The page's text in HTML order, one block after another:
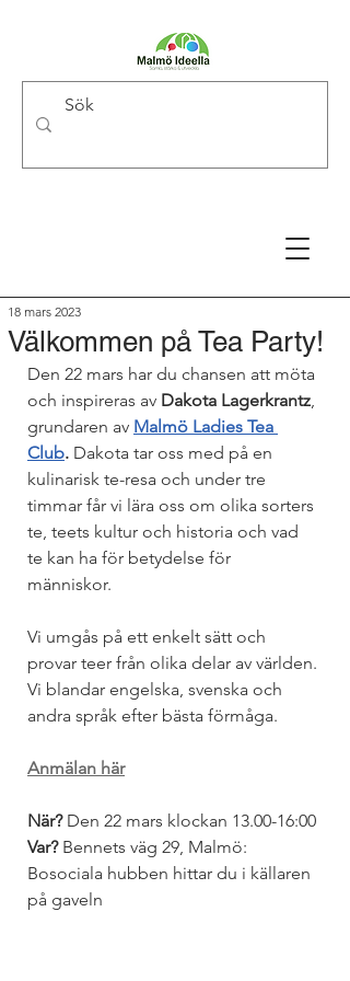
Välkommen på Tea Party!
18 mars 2023
Den 22 mars har du chansen att möta
och inspireras av Dakota Lagerkrantz,
grundaren av Malmö Ladies Tea
Club. Dakota tar oss med på en
kulinarisk te-resa och under tre
timmar får vi lära oss om olika sorters
te, teets kultur och historia och vad
te kan ha för betydelse för
människor.
Vi umgås på ett enkelt sätt och
provar teer från olika delar av världen.
Vi blandar engelska, svenska och
andra språk efter bästa förmåga.
Anmälan här
När? Den 22 mars klockan 13.00-16:00
Var? Bennets väg 29, Malmö:
Bosociala hubben hittar du i källaren
på gaveln